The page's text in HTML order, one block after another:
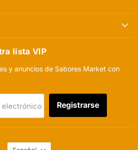
lista VIP
y anuncios de Sabores Market con
electrónico Registrarse